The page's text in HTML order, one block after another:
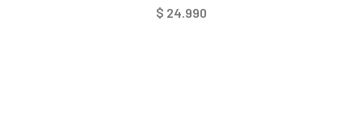
$ 24.990